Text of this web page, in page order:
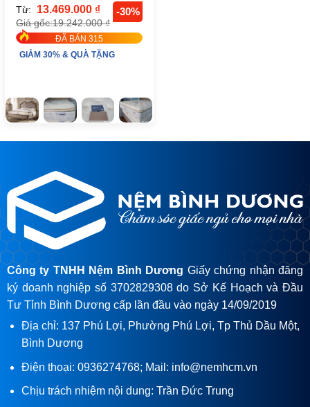
Được xếp
hạng5
5
sao
Từ: 13.469.000 ₫
Giá gốc:19.242.000₫
-30%
ĐÃ BÁN 315
GIẢM 30% & QUÀ TẶNG
Công ty TNHH Nệm Bình Dương Giấy chứng nhận đăng
ký doanh nghiệp số 3702829308 do Sở Kế Hoạch và Đầu
Tư Tỉnh Bình Dương cấp lần đầu vào ngày 14/09/2019
Địa chỉ: 137 Phú Lợi, Phường Phú Lợi, Tp Thủ Dầu Một,
Bình Dương
Điện thoại: 0936274768; Mail: info@nemhcm.vn
Chịu trách nhiệm nội dung: Trần Đức Trung